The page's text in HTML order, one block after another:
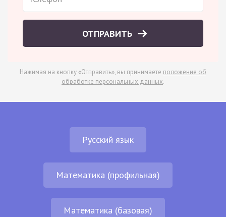
ОТПРАВИТЬ
Нажимая на кнопку «Отправить», вы принимаете положение об
обработке персональных данных.
Русский язык
Математика (профильная)
Математика (базовая)